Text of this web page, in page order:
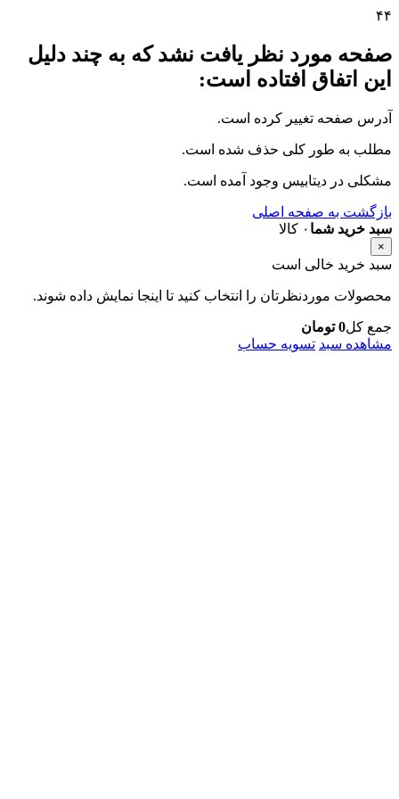
۴۴
صفحه مورد نظر یافت نشد که به چند دلیل
این اتفاق افتاده است:
آدرس صفحه تغییر کرده است.
مطلب به طور کلی حذف شده است.
مشکلی در دیتابیس وجود آمده است.
بازگشت به صفحه اصلی
سبد خرید شما ۰ کالا
×
سبد خرید خالی است
محصولات موردنظرتان را انتخاب کنید تا اینجا نمایش داده شوند.
جمع کل0 تومان
مشاهده سبد تسویه حساب